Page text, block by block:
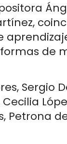
de
Sergio
Petrona